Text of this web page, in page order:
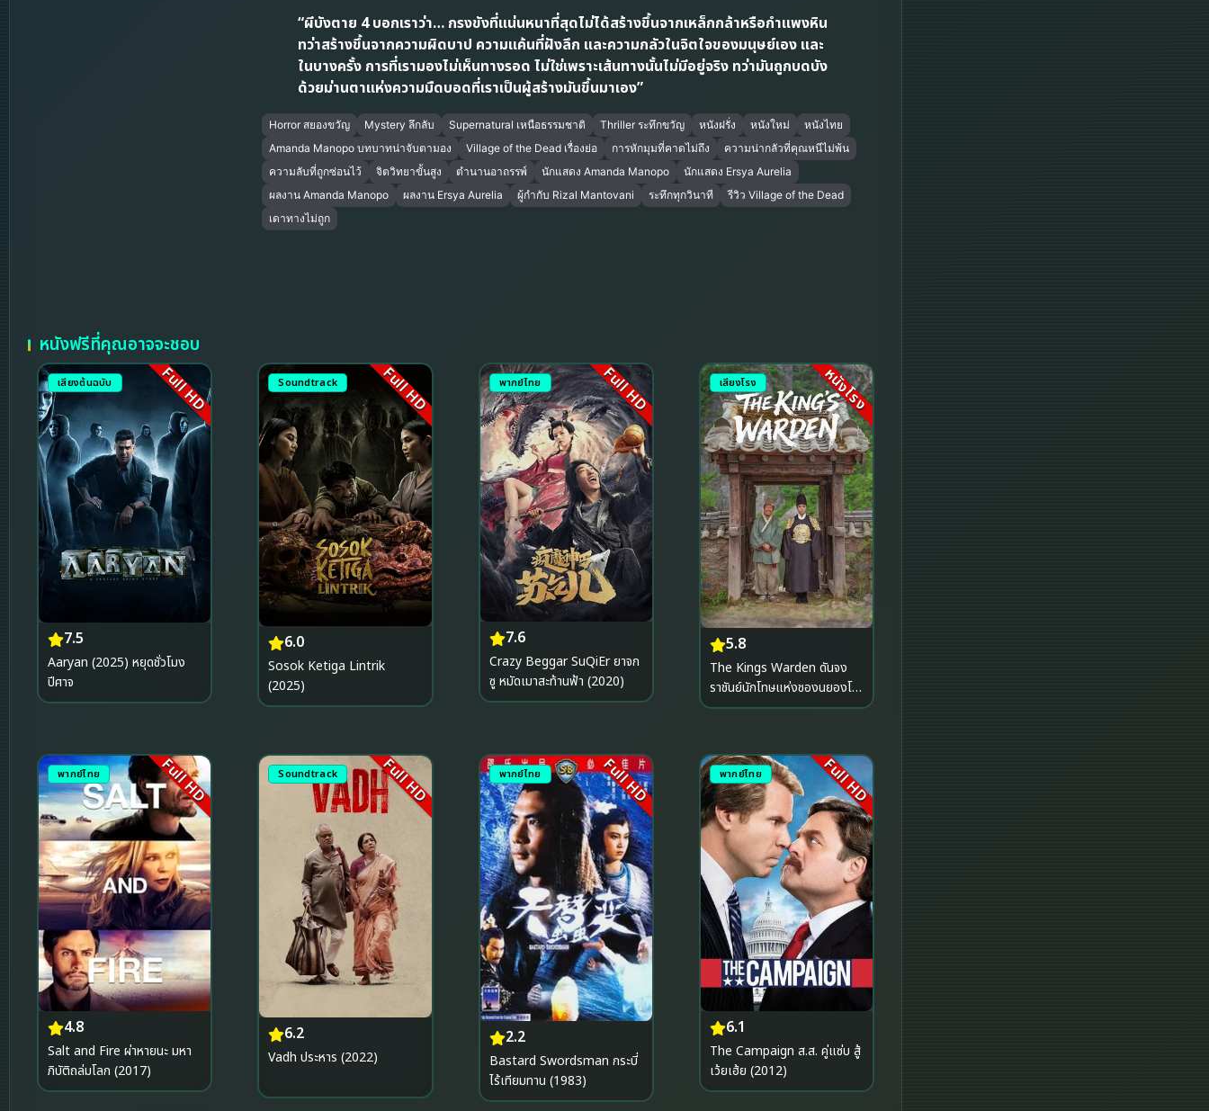
“ผีบังตาย 4 บอกเราว่า… กรงขังที่แน่นหนาที่สุดไม่ได้สร้างขึ้นจากเหล็กกล้าหรือกำแพงหิน
ทว่าสร้างขึ้นจากความผิดบาป ความแค้นที่ฝังลึก และความกลัวในจิตใจของมนุษย์เอง และ
ในบางครั้ง การที่เรามองไม่เห็นทางรอด ไม่ใช่เพราะเส้นทางนั้นไม่มีอยู่จริง ทว่ามันถูกบดบัง
ด้วยม่านตาแห่งความมืดบอดที่เราเป็นผู้สร้างมันขึ้นมาเอง”
Horror สยองขวัญ Mystery ลึกลับ Supernatural เหนือธรรมชาติ Thriller ระทึกขวัญ หนังฝรั่ง หนังใหม่
หนังไทย
Amanda Manopo บทบาทน่าจับตามอง
Village of the Dead เรื่องย่อ การหักมุมที่คาดไม่ถึง
ความน่ากลัวที่คุณหนีไม่พ้น
ความลับที่ถูกซ่อนไว้
จิตวิทยาขั้นสูง ตำนานอาถรรพ์ นักแสดง Amanda Manopo
นักแสดง Ersya Aurelia
ผลงาน Amanda Manopo
ผลงาน Ersya Aurelia ผู้กำกับ Rizal Mantovani ระทึกทุกวินาที
รีวิว Village of the Dead
เดาทางไม่ถูก
หนังฟรีที่คุณอาจจะชอบ
เสียงต้นฉบับ Full HD
7.5
Aaryan (2025) หยุดชั่วโมง
ปีศาจ
Soundtrack Full HD
6.0
Sosok Ketiga Lintrik
(2025)
พากย์ไทย Full HD
7.6
Crazy Beggar SuQiEr ยาจก
ซู หมัดเมาสะท้านฟ้า (2020)
เสียงโรง หนังโรง
5.8
The Kings Warden ดันจง
ราชันย์นักโทษแห่งชองนยองโพ
(2026)
พากย์ไทย Full HD
4.8
Salt and Fire ผ่าหายนะ มหา
ภิบัติถล่มโลก (2017)
Soundtrack Full HD
6.2
Vadh ประหาร (2022)
พากย์ไทย Full HD
2.2
Bastard Swordsman กระบี่
ไร้เทียมทาน (1983)
พากย์ไทย Full HD
6.1
The Campaign ส.ส. คู่แซ่บ สู้
เว้ยเฮ้ย (2012)